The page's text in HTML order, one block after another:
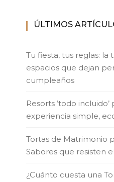
ÚLTIMOS
Tu fiesta, tus reglas: la
espacios que dejan
cumpleaños
Resorts ‘todo
experiencia simple,
Tortas de Matrimonio
Sabores que resisten
¿Cuánto cuesta una